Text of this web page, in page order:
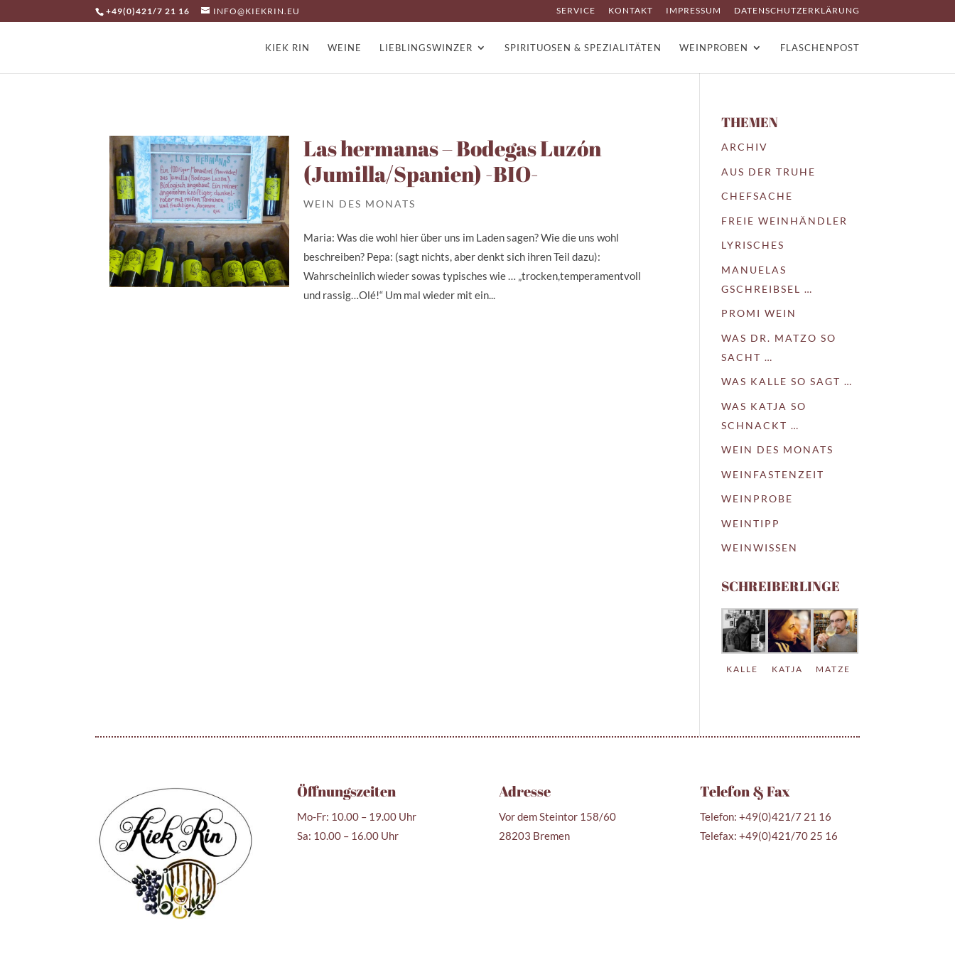
+49(0)421/7 21 16 INFO@KIEKRIN.EU SERVICE KONTAKT IMPRESSUM DATENSCHUTZERKLÄRUNG
KIEK RIN WEINE LIEBLINGSWINZER SPIRITUOSEN & SPEZIALITÄTEN WEINPROBEN FLASCHENPOST
Las hermanas – Bodegas Luzón
(Jumilla/Spanien) -BIO-
WEIN DES MONATS
Maria: Was die wohl hier über uns im Laden sagen? Wie die uns wohl
beschreiben? Pepa: (sagt nichts, aber denkt sich ihren Teil dazu):
Wahrscheinlich wieder sowas typisches wie … „trocken,temperamentvoll
und rassig…Olé!“ Um mal wieder mit ein...
THEMEN
ARCHIV
AUS DER TRUHE
CHEFSACHE
FREIE WEINHÄNDLER
LYRISCHES
MANUELAS
GSCHREIBSEL …
PROMI WEIN
WAS DR. MATZO SO
SACHT …
WAS KALLE SO SAGT …
WAS KATJA SO
SCHNACKT …
WEIN DES MONATS
WEINFASTENZEIT
WEINPROBE
WEINTIPP
WEINWISSEN
SCHREIBERLINGE
KALLE KATJA MATZE
Öffnungszeiten
Mo-Fr: 10.00 – 19.00 Uhr
Sa: 10.00 – 16.00 Uhr
Adresse
Vor dem Steintor 158/60
28203 Bremen
Telefon & Fax
Telefon: +49(0)421/7 21 16
Telefax: +49(0)421/70 25 16